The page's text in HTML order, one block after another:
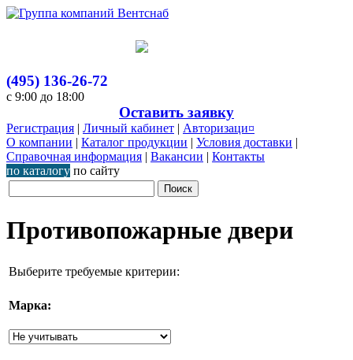
(495) 136-26-72
с 9:00 до 18:00
Оставить заявку
Регистрация | Личный кабинет | Авторизаци¤
О компании | Каталог продукции | Условия доставки |
Справочная информация | Вакансии | Контакты
по каталогу по сайту
Противопожарные двери
Выберите требуемые критерии:
Марка: